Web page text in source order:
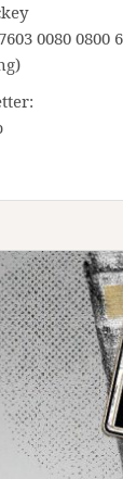
0080 0800